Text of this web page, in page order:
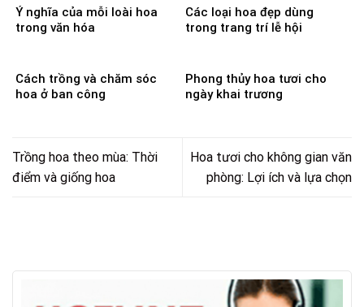
Ý nghĩa của mỗi loài hoa
trong văn hóa
Các loại hoa đẹp dùng
trong trang trí lễ hội
Cách trồng và chăm sóc
hoa ở ban công
Phong thủy hoa tươi cho
ngày khai trương
Trồng hoa theo mùa: Thời
điểm và giống hoa
Hoa tươi cho không gian văn
phòng: Lợi ích và lựa chọn